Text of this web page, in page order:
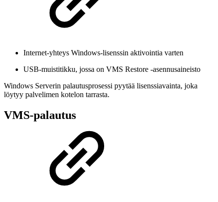
Internet-yhteys Windows-lisenssin aktivointia varten
USB-muistitikku, jossa on VMS Restore -asennusaineisto
Windows Serverin palautusprosessi pyytää lisenssiavainta, joka
löytyy palvelimen kotelon tarrasta.
VMS-palautus